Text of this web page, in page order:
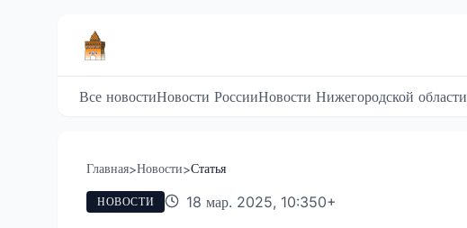
Все новостиНовости РоссииНовости Нижегородской области
Главная>Новости>Статья
НОВОСТИ 18 мар. 2025, 10:350+